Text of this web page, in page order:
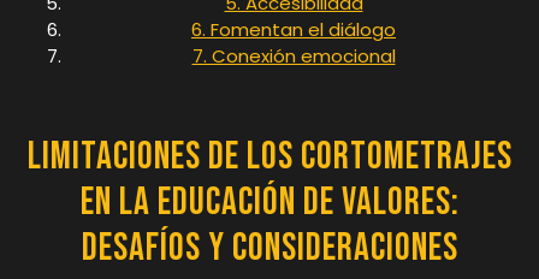
6. Fomentan el diálogo
7. Conexión emocional
Limitaciones de los Cortometrajes
en la Educación de Valores:
Desafíos y Consideraciones